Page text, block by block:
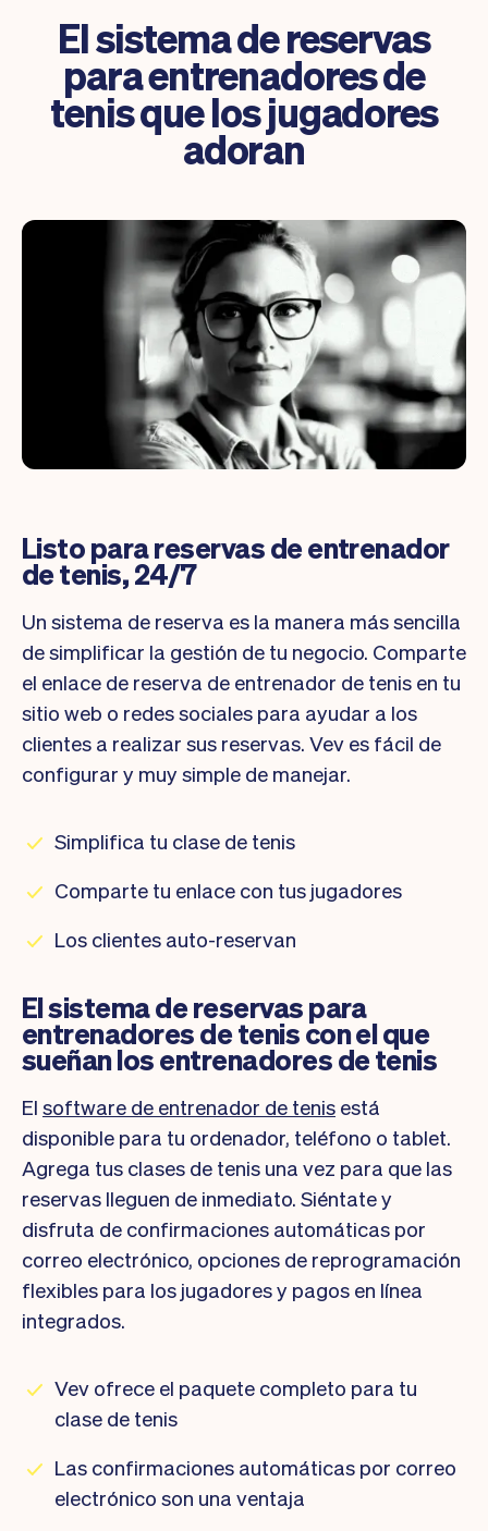
El sistema de reservas
para entrenadores de
tenis que los jugadores
adoran
Listo para reservas de entrenador
de tenis, 24/7
Un sistema de reserva es la manera más sencilla
de simplificar la gestión de tu negocio. Comparte
el enlace de reserva de entrenador de tenis en tu
sitio web o redes sociales para ayudar a los
clientes a realizar sus reservas. Vev es fácil de
configurar y muy simple de manejar.
Simplifica tu clase de tenis
Comparte tu enlace con tus jugadores
Los clientes auto-reservan
El sistema de reservas para
entrenadores de tenis con el que
sueñan los entrenadores de tenis
El software de entrenador de tenis está
disponible para tu ordenador, teléfono o tablet.
Agrega tus clases de tenis una vez para que las
reservas lleguen de inmediato. Siéntate y
disfruta de confirmaciones automáticas por
correo electrónico, opciones de reprogramación
flexibles para los jugadores y pagos en línea
integrados.
Vev ofrece el paquete completo para tu
clase de tenis
Las confirmaciones automáticas por correo
electrónico son una ventaja